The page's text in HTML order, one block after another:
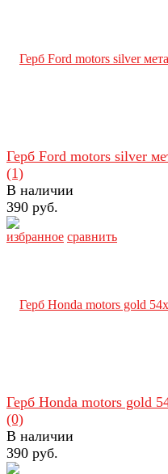
избранное сравнить
Герб Ford motors silver
(1)
В наличии
390 руб.
Герб Honda motors gold
(0)
В наличии
390 руб.